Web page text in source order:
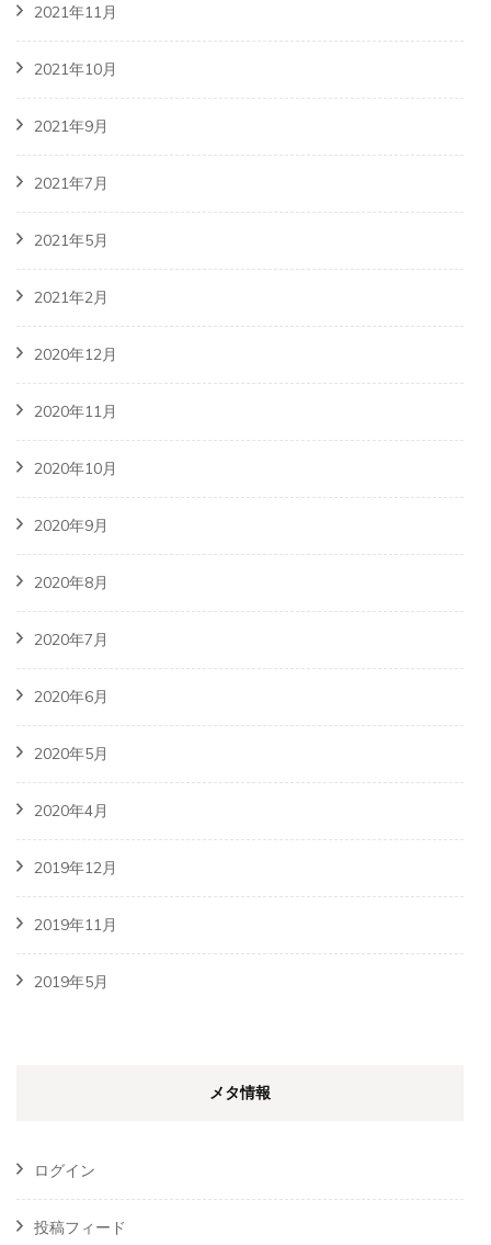
2021年11月
2021年10月
2021年9月
2021年7月
2021年5月
2021年2月
2020年12月
2020年11月
2020年10月
2020年9月
2020年8月
2020年7月
2020年6月
2020年5月
2020年4月
2019年12月
2019年11月
2019年5月
メタ情報
ログイン
投稿フィード